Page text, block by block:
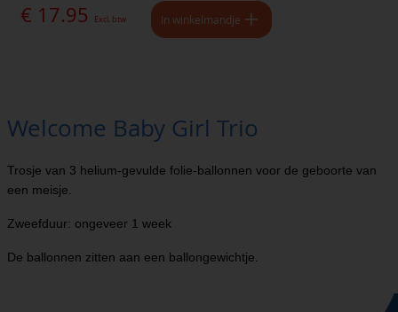
€ 17.95 Excl. btw In winkelmandje
Welcome Baby Girl Trio
Trosje van 3 helium-gevulde folie-ballonnen voor de geboorte van
een meisje.
Zweefduur: ongeveer 1 week
De ballonnen zitten aan een ballongewichtje.